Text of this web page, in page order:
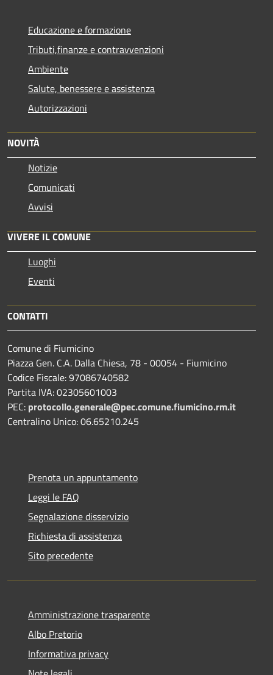
Educazione e formazione
Tributi,finanze e contravvenzioni
Ambiente
Salute, benessere e assistenza
Autorizzazioni
NOVITÀ
Notizie
Comunicati
Avvisi
VIVERE IL COMUNE
Luoghi
Eventi
CONTATTI
Comune di Fiumicino
Piazza Gen. C.A. Dalla Chiesa, 78 - 00054 - Fiumicino
Codice Fiscale: 97086740582
Partita IVA: 02305601003
PEC: protocollo.generale@pec.comune.fiumicino.rm.it
Centralino Unico: 06.65210.245
Prenota un appuntamento
Leggi le FAQ
Segnalazione disservizio
Richiesta di assistenza
Sito precedente
Amministrazione trasparente
Albo Pretorio
Informativa privacy